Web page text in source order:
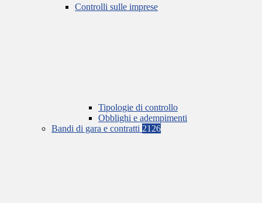
Controlli sulle imprese
Tipologie di controllo
Obblighi e adempimenti
Bandi di gara e contratti 2126